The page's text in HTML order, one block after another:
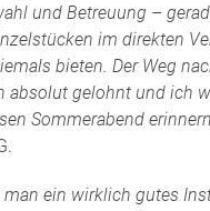
und Betreuung –
im direkten
bieten. Der Weg
absolut gelohnt und ich
Sommerabend erinnern.
man ein wirklich gutes